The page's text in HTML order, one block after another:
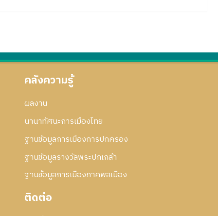
คลังความรู้
ผลงาน
นานาทัศนะการเมืองไทย
ฐานข้อมูลการเมืองการปกครอง
ฐานข้อมูลรางวัลพระปกเกล้า
ฐานข้อมูลการเมืองภาคพลเมือง
ติดต่อ